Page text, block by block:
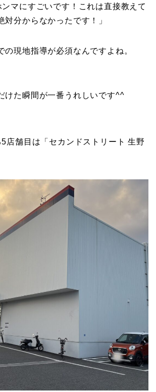
マにすごいです！これは直接教えて
対分からなかったです！」
の現地指導が必須なんですよね。
けた瞬間が一番うれしいです^^
店舗目は「セカンドストリート 生野